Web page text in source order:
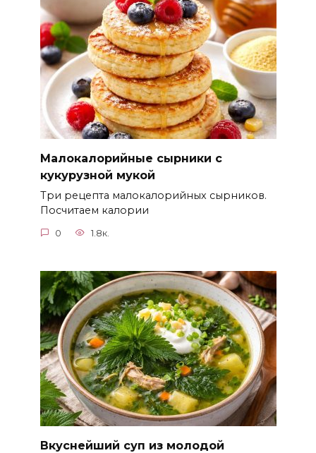
Малокалорийные сырники с
кукурузной мукой
Три рецепта малокалорийных сырников.
Посчитаем калории
0 1.8к.
Вкуснейший суп из молодой